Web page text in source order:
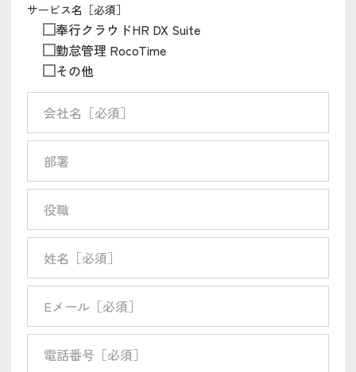
サービス名［必須］
奉行クラウドHR DX Suite
勤怠管理 RocoTime
その他